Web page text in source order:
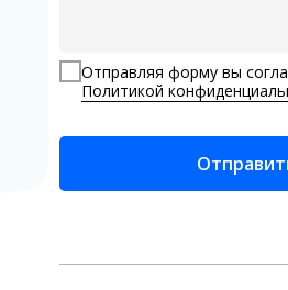
Отправляя форму вы
Политикой